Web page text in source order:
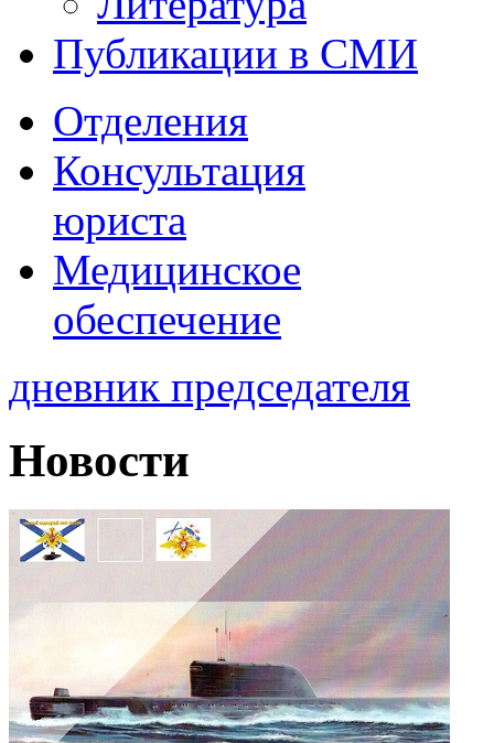
Публикации в СМИ
Отделения
Консультация
юриста
Медицинское
обеспечение
дневник председателя
Новости